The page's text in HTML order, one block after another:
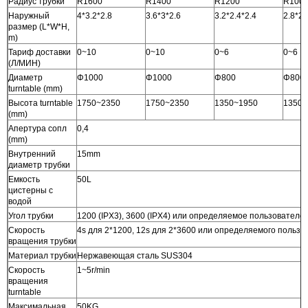
Наружный
размер (L*W*H,
m)
4*3.2*2.8 3.6*3*2.6 3.2*2.4*2.4
Тариф доставки
(Л/МИН)
0~10 0~10 0~6 0~6
Диаметр
turntable (mm)
Φ1000 Φ1000 Φ800 Φ800
Высота turntable
(mm)
1750~2350 1750~2350 1350~1950
Апертура сопл
(mm)
0,4
Внутренний
диаметр трубки
15mm
Емкость
цистерны с
водой
50L
Угол трубки
1200 (IPX3), 3600 (IPX4) или определяемое
Скорость
вращения трубки
4s для 2*1200, 12s для 2*3600 или определяемого
Материал трубки Нержавеющая сталь SUS304
Скорость
вращения
turntable
1~5r/min